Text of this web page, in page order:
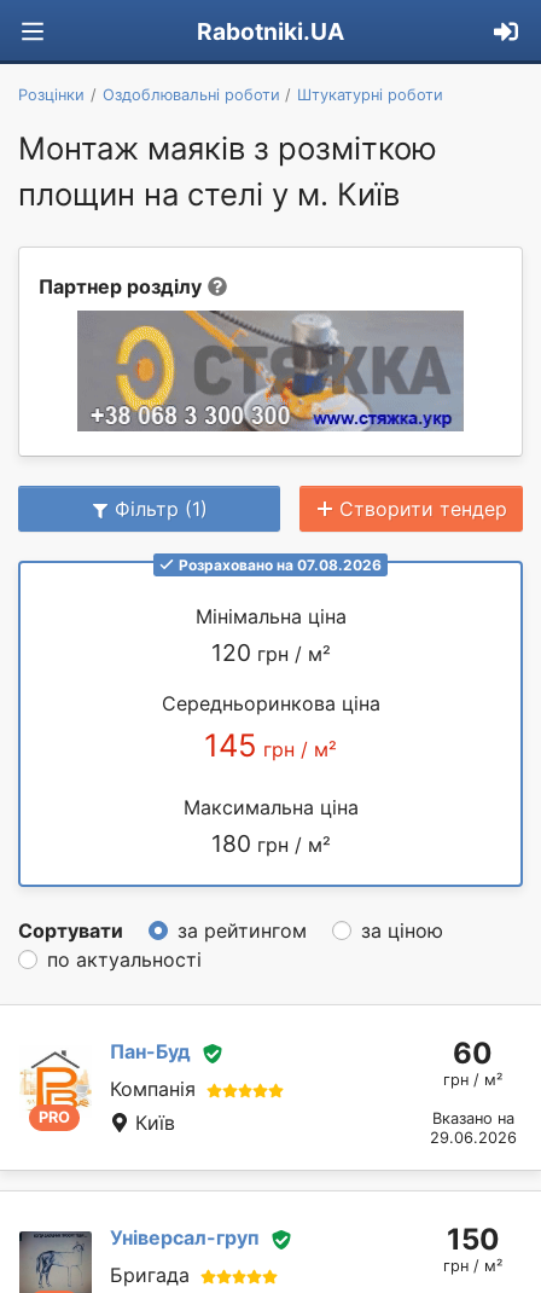
Rabotniki.UA
Розцінки Оздоблювальні роботи Штукатурні роботи
Монтаж маяків з розміткою
площин на стелі у м. Київ
Партнер розділу
Фільтр (1) Створити тендер
Розраховано на 07.08.2026
Мінімальна ціна
120 грн / м²
Середньоринкова ціна
145 грн / м²
Максимальна ціна
180 грн / м²
Сортувати за рейтингом
за ціною
по актуальності
PRO
Пан-Буд
Компанія
Київ
60
грн / м²
Вказано на
29.06.2026
Універсал-груп
Бригада
150
грн / м²